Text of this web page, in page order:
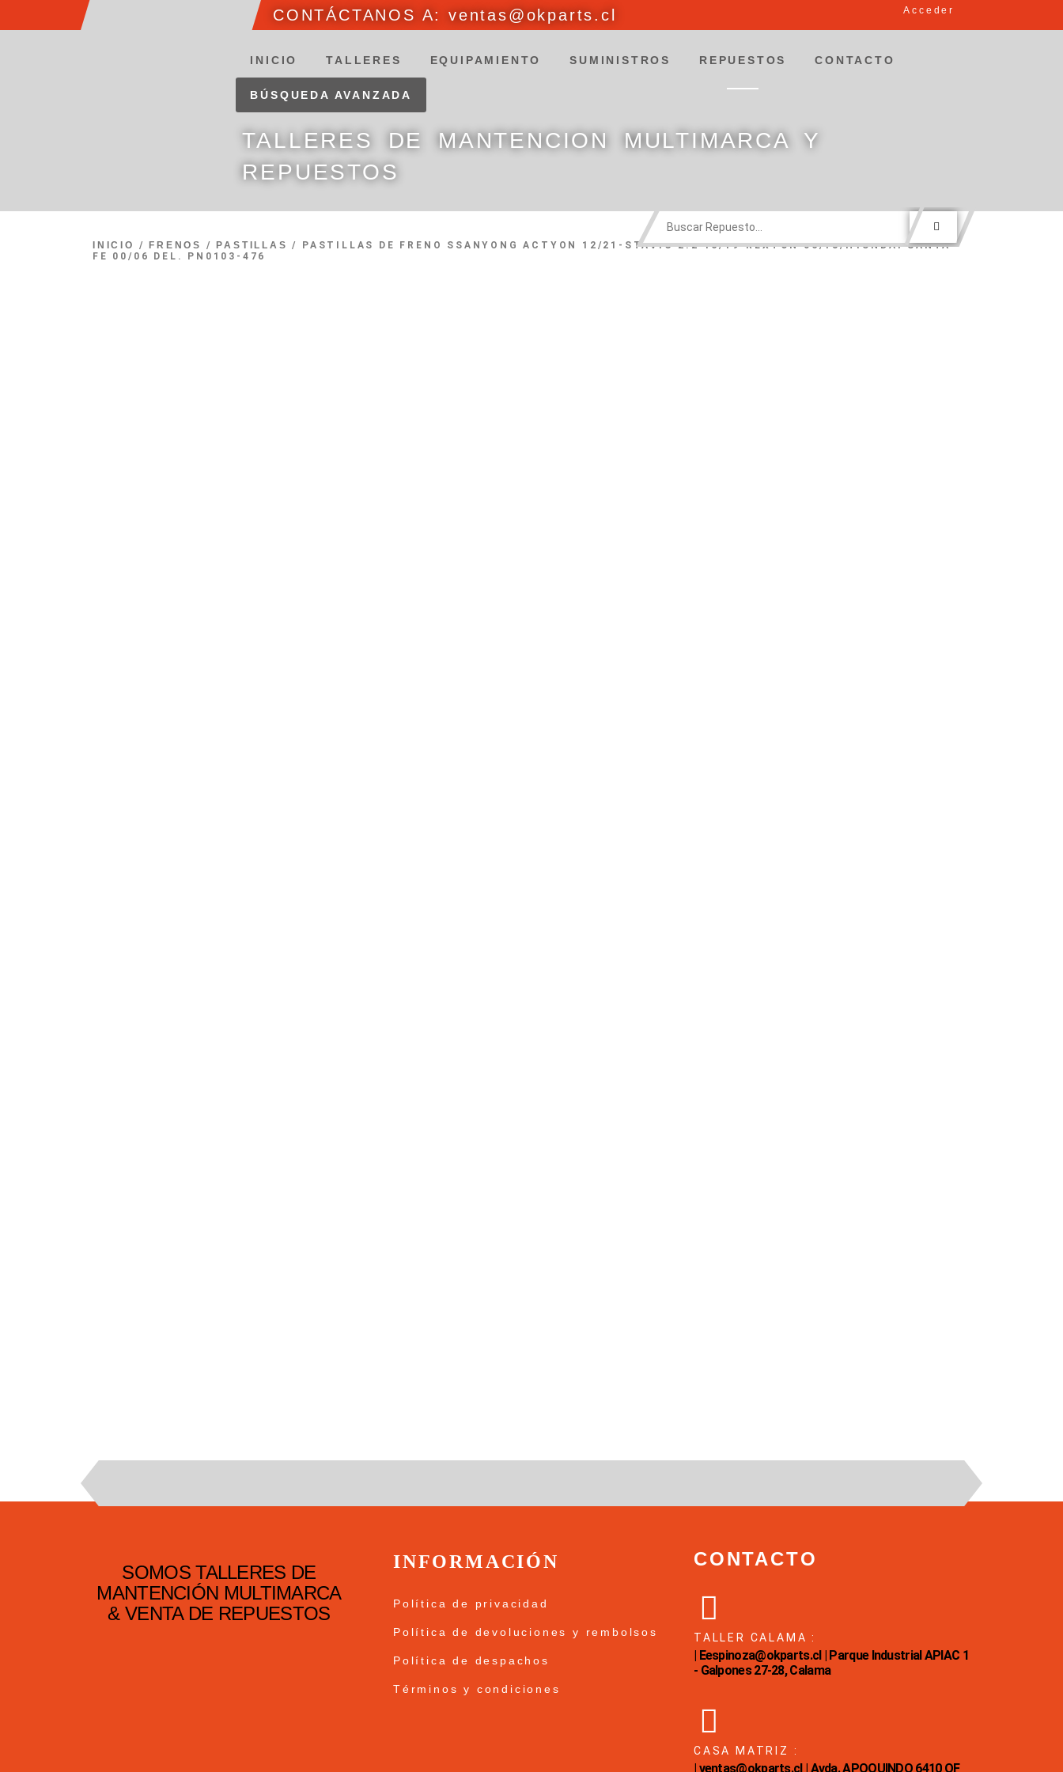
CONTÁCTANOS A: ventas@okparts.cl Acceder
INICIO TALLERES EQUIPAMIENTO SUMINISTROS REPUESTOS CONTACTO
BÚSQUEDA AVANZADA
TALLERES DE MANTENCION MULTIMARCA Y
REPUESTOS
INICIO / FRENOS / PASTILLAS / PASTILLAS DE FRENO SSANYONG ACTYON 12/21-STAVIC 2.2 16/19-REXTON 06/18/HYUNDAI SANTA
FE 00/06 DEL. PN0103-476
SOMOS TALLERES DE
MANTENCIÓN MULTIMARCA
& VENTA DE REPUESTOS
INFORMACIÓN
Política de privacidad
Política de devoluciones y rembolsos
Política de despachos
Términos y condiciones
CONTACTO
TALLER CALAMA :
| Eespinoza@okparts.cl | Parque Industrial APIAC 1
- Galpones 27-28, Calama
CASA MATRIZ :
| ventas@okparts.cl | Avda. APOQUINDO 6410 OF